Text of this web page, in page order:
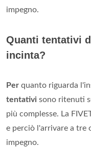
impegno.
Quanti tentativi
incinta?
Per quanto riguarda
tentativi sono ritenuti
più complesse. La
e perciò l'arrivare a tre
impegno.